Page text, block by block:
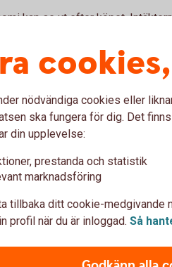
kan se ut efter köpet.
de kostnader som
också framåt. Vad händer med
ökar eller en viktig kund
dig att se hur känslig kalkylen
av flera delar
handlar det om en kombination
nödvändiga cookies eller
ska fungera för dig. Det
din upplevelse:
prestanda och statistik
marknadsföring
tillbaka ditt cookie-medgivande
profil när du är inloggad. Så